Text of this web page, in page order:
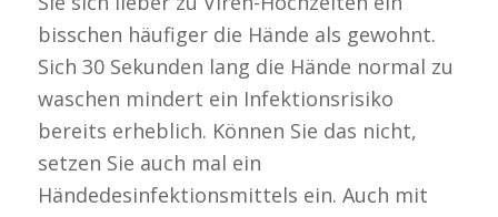
bisschen häufiger die Hände als gewohnt.
Sich 30 Sekunden lang die Hände normal zu
waschen mindert ein Infektionsrisiko
bereits erheblich. Können Sie das nicht,
setzen Sie auch mal ein
Händedesinfektionsmittels ein. Auch mit